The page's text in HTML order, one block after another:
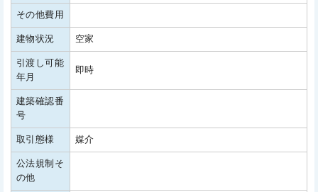
その他費用
建物状況 空家
引渡し可能
年月
即時
建築確認番
号
取引態様 媒介
公法規制そ
の他